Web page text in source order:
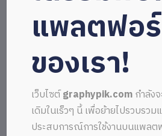
แพลตฟอ
ของเรา!
เว็บไซต์graphypik.comกำลัง
เดิมในเร็วๆ นี้ เพื่อย้ายไปรวบรวม
ประสบการณ์การใช้งานบนแพล